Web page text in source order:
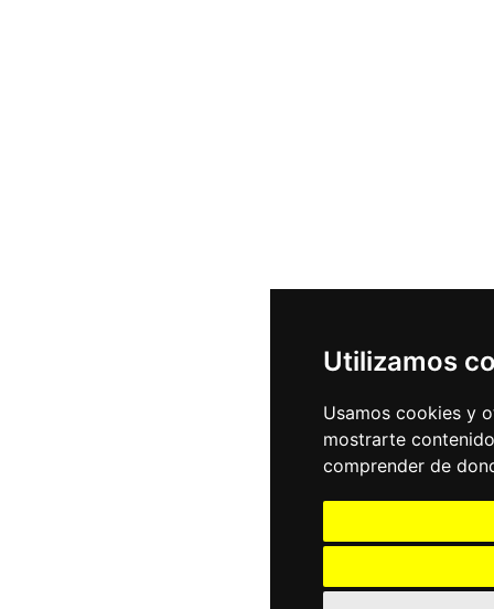
Utilizamos
Usamos cookies y
mostrarte
comprender de